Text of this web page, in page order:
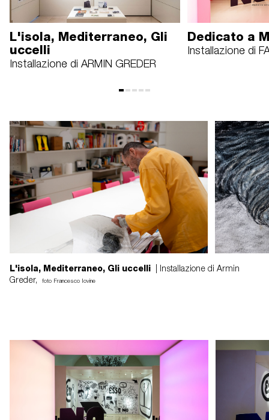
L'isola, Mediterraneo, Gli
uccelli
Installazione di ARMIN GREDER
Dedicato a
Installazione di
L'isola, Mediterraneo, Gli uccelli | Installazione di Armin
Greder,
foto Francesco Iovine